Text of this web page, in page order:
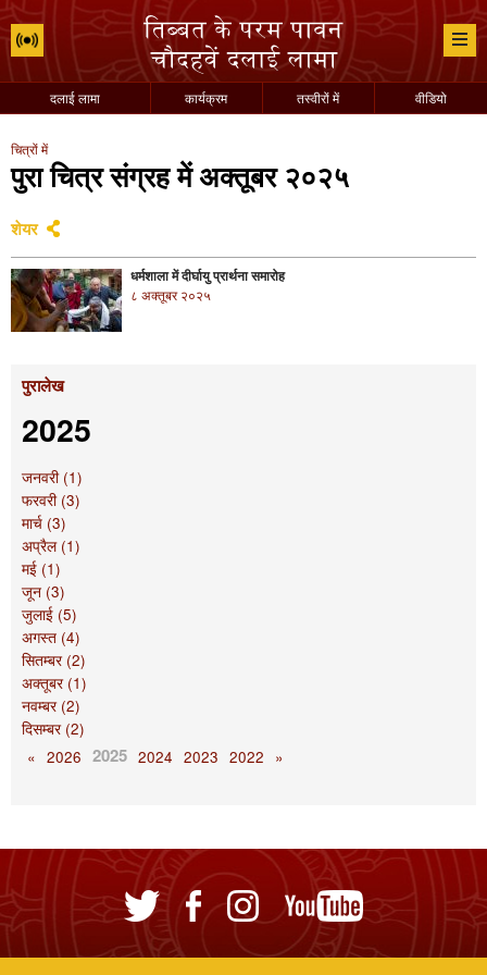
दलाई लामा कार्यक्रम तस्वीरों में वीडियो
चित्रों में
पुरा चित्र संग्रह में अक्तूबर २०२५
शेयर
धर्मशाला में दीर्घायु प्रार्थना समारोह
८ अक्तूबर २०२५
पुरालेख
2025
जनवरी (1)
फरवरी (3)
मार्च (3)
अप्रैल (1)
मई (1)
जून (3)
जुलाई (5)
अगस्त (4)
सितम्बर (2)
अक्तूबर (1)
नवम्बर (2)
दिसम्बर (2)
« 2026 2025 2024 2023 2022 »